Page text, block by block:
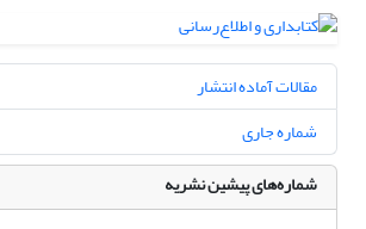
مقالات آماده انتشار
شماره جاری
شماره‌های پیشین نشریه